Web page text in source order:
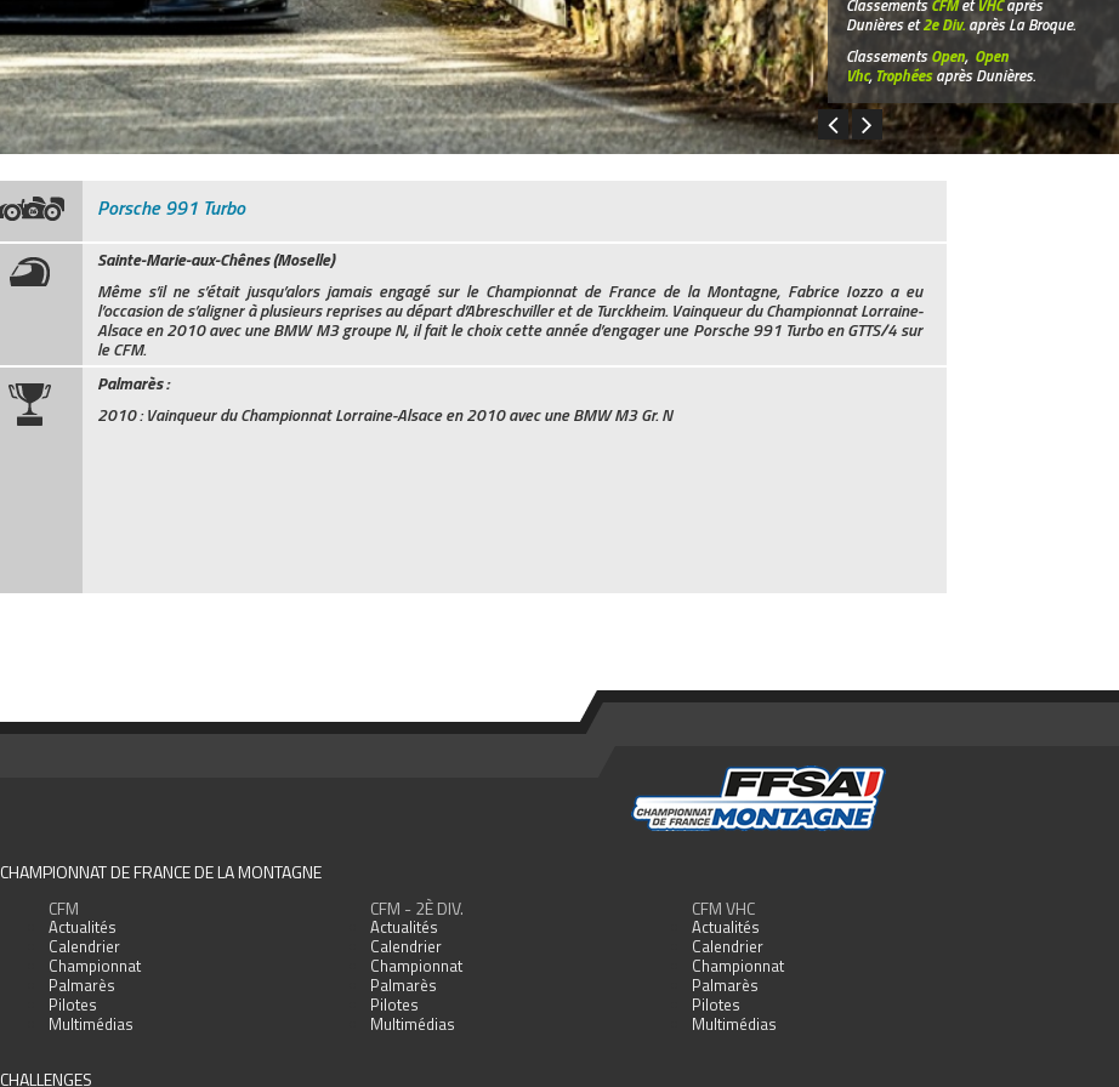
ClassementsCFMetVHCaprès
Dunières et2e Div.après La Broque.
ClassementsOpen, Open
Vhc, Trophéesaprès Dunières.
Porsche 991 Turbo
Sainte-Marie-aux-Chênes (Moselle)
Même s’il ne s’était jusqu’alors jamais engagé sur le Championnat de France de la Montagne, Fabrice Iozzo a eu
l’occasion de s’aligner à plusieurs reprises au départ d’Abreschviller et de Turckheim. Vainqueur du Championnat Lorraine-
Alsace en 2010 avec une BMW M3 groupe N, il fait le choix cette année d’engager une Porsche 991 Turbo en GTTS/4 sur
le CFM.
Palmarès :
2010 : Vainqueur du Championnat Lorraine-Alsace en 2010 avec une BMW M3 Gr. N
CHAMPIONNAT DE FRANCE DE LA MONTAGNE
CFM
Actualités
Calendrier
Championnat
Palmarès
Pilotes
Multimédias
CFM - 2È DIV.
Actualités
Calendrier
Championnat
Palmarès
Pilotes
Multimédias
CFM VHC
Actualités
Calendrier
Championnat
Palmarès
Pilotes
Multimédias
CHALLENGES